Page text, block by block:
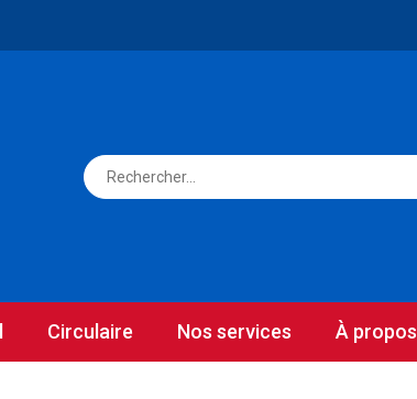
Circulaire Nos services À propos